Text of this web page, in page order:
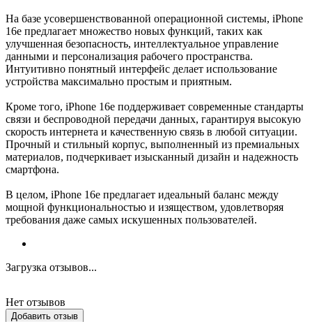
На базе усовершенствованной операционной системы, iPhone
16e предлагает множество новых функций, таких как
улучшенная безопасность, интеллектуальное управление
данными и персонализация рабочего пространства.
Интуитивно понятный интерфейс делает использование
устройства максимально простым и приятным.
Кроме того, iPhone 16e поддерживает современные стандарты
связи и беспроводной передачи данных, гарантируя высокую
скорость интернета и качественную связь в любой ситуации.
Прочный и стильный корпус, выполненный из премиальных
материалов, подчеркивает изысканный дизайн и надежность
смартфона.
В целом, iPhone 16e предлагает идеальный баланс между
мощной функциональностью и изяществом, удовлетворяя
требования даже самых искушенных пользователей.
Загрузка отзывов...
Нет отзывов
Добавить отзыв